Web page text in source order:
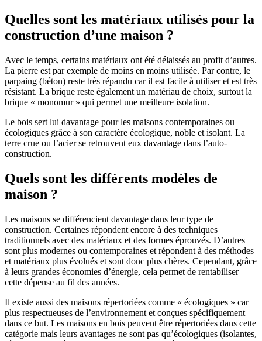
Quelles sont les matériaux utilisés pour la
construction d’une maison ?
Avec le temps, certains matériaux ont été délaissés au profit d’autres.
La pierre est par exemple de moins en moins utilisée. Par contre, le
parpaing (béton) reste très répandu car il est facile à utiliser et est très
résistant. La brique reste également un matériau de choix, surtout la
brique « monomur » qui permet une meilleure isolation.
Le bois sert lui davantage pour les maisons contemporaines ou
écologiques grâce à son caractère écologique, noble et isolant. La
terre crue ou l’acier se retrouvent eux davantage dans l’auto-
construction.
Quels sont les différents modèles de
maison ?
Les maisons se différencient davantage dans leur type de
construction. Certaines répondent encore à des techniques
traditionnels avec des matériaux et des formes éprouvés. D’autres
sont plus modernes ou contemporaines et répondent à des méthodes
et matériaux plus évolués et sont donc plus chères. Cependant, grâce
à leurs grandes économies d’énergie, cela permet de rentabiliser
cette dépense au fil des années.
Il existe aussi des maisons répertoriées comme « écologiques » car
plus respectueuses de l’environnement et conçues spécifiquement
dans ce but. Les maisons en bois peuvent être répertoriées dans cette
catégorie mais leurs avantages ne sont pas qu’écologiques (isolantes,